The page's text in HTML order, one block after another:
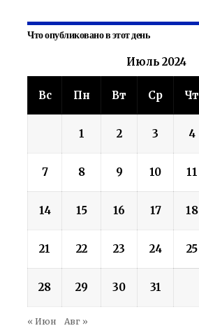
Что опубликовано в этот день
Июль 2024
Вс Пн Вт Ср Чт
1 2 3 4
7 8 9 10 11
14 15 16 17 18
21 22 23 24 25
28 29 30 31
« Июн Авг »